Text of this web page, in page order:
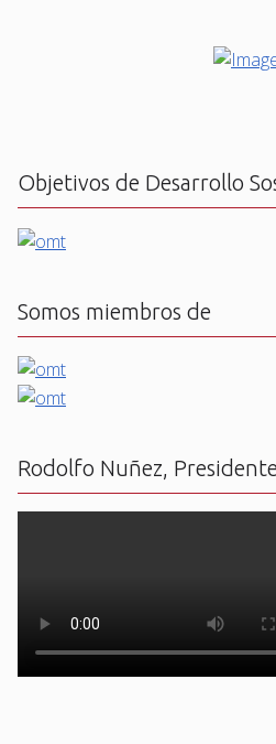
Objetivos de Desarrollo
Somos miembros de
Rodolfo Nuñez,